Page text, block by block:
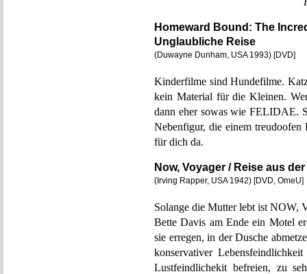
Homeward Bound: The
Unglaubliche Reise
(Duwayne Dunham, USA 1993) [DVD]
Kinderfilme sind Hundefilme.
kein Material für die Kleinen.
dann eher sowas wie FELIDAE.
Nebenfigur, die einem
für dich da.
Now, Voyager / Reise aus
(Irving Rapper, USA 1942) [DVD, OmeU]
Solange die Mutter lebt ist NOW,
Bette Davis am Ende ein Motel
sie erregen, in der Dusche
konservativer
Lustfeindlichekit befreien, zu